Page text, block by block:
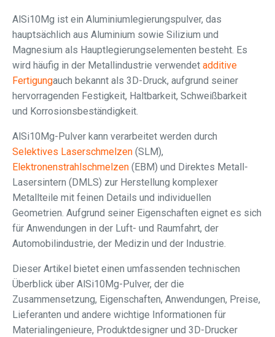
AlSi10Mg ist ein Aluminiumlegierungspulver, das
hauptsächlich aus Aluminium sowie Silizium und
Magnesium als Hauptlegierungselementen besteht. Es
wird häufig in der Metallindustrie verwendet additive
Fertigungauch bekannt als 3D-Druck, aufgrund seiner
hervorragenden Festigkeit, Haltbarkeit, Schweißbarkeit
und Korrosionsbeständigkeit.
AlSi10Mg-Pulver kann verarbeitet werden durch
Selektives Laserschmelzen (SLM),
Elektronenstrahlschmelzen (EBM) und Direktes Metall-
Lasersintern (DMLS) zur Herstellung komplexer
Metallteile mit feinen Details und individuellen
Geometrien. Aufgrund seiner Eigenschaften eignet es sich
für Anwendungen in der Luft- und Raumfahrt, der
Automobilindustrie, der Medizin und der Industrie.
Dieser Artikel bietet einen umfassenden technischen
Überblick über AlSi10Mg-Pulver, der die
Zusammensetzung, Eigenschaften, Anwendungen, Preise,
Lieferanten und andere wichtige Informationen für
Materialingenieure, Produktdesigner und 3D-Drucker